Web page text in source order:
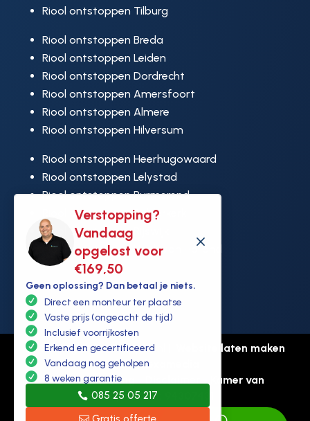
Verstopping?
Vandaag
opgelost voor
€169,50
M
Geen oplossing? Dan betaal je niets.
Direct een monteur ter plaatse
Vaste prijs (ongeacht de tijd)
Inclusief voorrijkosten
Erkend en gecertificeerd
Vandaag nog geholpen
8 weken garantie
085 25 05 217
Riool ontstoppen Tilburg
Riool ontstoppen Breda
Riool ontstoppen Leiden
Riool ontstoppen Dordrecht
Riool ontstoppen Amersfoort
Riool ontstoppen Almere
Riool ontstoppen Hilversum
Riool ontstoppen Heerhugowaard
Riool ontstoppen Lelystad
Riool ontstoppen Purmerend
Riool ontstoppen Ridderkerk
Riool ontstoppen Rijswijk
Riool ontstoppen Hoek van Holland
© Copyright Ontstoppen.nl |
Website laten maken
door Flexamedia
Privacyverklaring
Kamer van
koophandel: 94307431